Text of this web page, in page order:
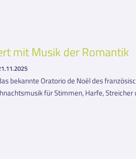
mit Musik der Romantik
bekannte Oratorio de Noël des
für Stimmen, Harfe,